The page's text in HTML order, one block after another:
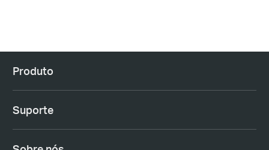
Produto
Suporte